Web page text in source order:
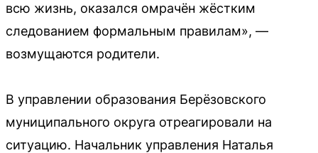
всю жизнь, оказался омрачён жёстким
следованием формальным правилам», —
возмущаются родители.
В управлении образования Берёзовского
муниципального округа отреагировали на
ситуацию. Начальник управления Наталья